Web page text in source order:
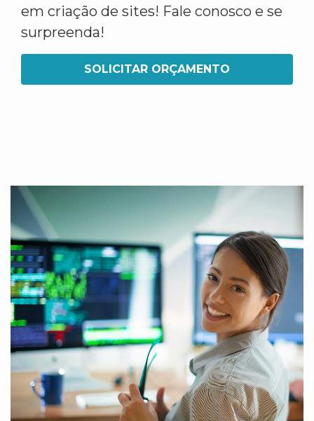
em criação de sites! Fale conosco e se
surpreenda!
SOLICITAR ORÇAMENTO